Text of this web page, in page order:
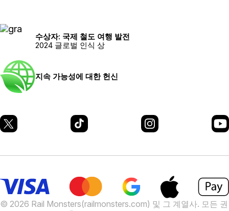
수상자: 국제 철도 여행 발전
2024 글로벌 인식 상
지속 가능성에 대한 헌신
© 2026 Rail Monsters(railmonsters.com) 및 그 계열사. 모든 권